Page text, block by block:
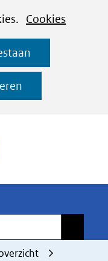
Cookies